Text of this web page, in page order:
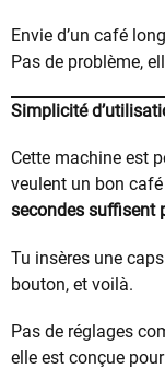
Envie d’un café
Pas de problème,
Simplicité
Cette machine est
veulent un bon
secondes suffisent
Tu insères une
bouton, et voilà.
Pas de réglages
elle est conçue